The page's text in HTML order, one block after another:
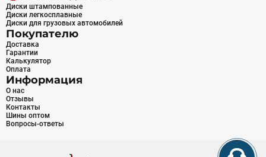
Диски штампованные
Диски легкосплавные
Диски для грузовых автомобилей
Покупателю
Доставка
Гарантии
Калькулятор
Оплата
Информация
О нас
Отзывы
Контакты
Шины оптом
Вопросы-ответы